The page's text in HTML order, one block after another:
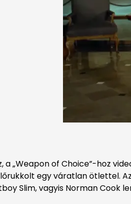
„Weapon of Choice”-hoz
egy váratlan ötlettel.
Slim, vagyis Norman Cook